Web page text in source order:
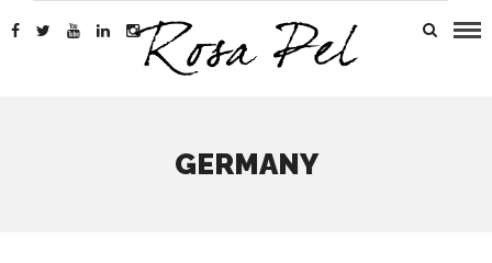
GERMANY